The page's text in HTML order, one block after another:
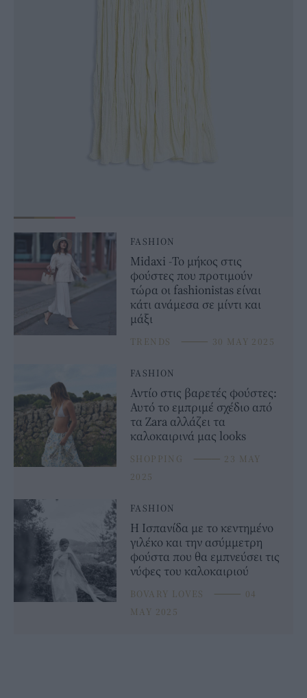
FASHION
Midaxi -Το μήκος στις
φούστες που προτιμούν
τώρα οι fashionistas είναι
κάτι ανάμεσα σε μίντι και
μάξι
TRENDS ⸻ 30 MAY 2025
FASHION
Αντίο στις βαρετές φούστες:
Αυτό το εμπριμέ σχέδιο από
τα Zara αλλάζει τα
καλοκαιρινά μας looks
SHOPPING ⸻ 23 MAY
2025
FASHION
Η Ισπανίδα με το κεντημένο
γιλέκο και την ασύμμετρη
φούστα που θα εμπνεύσει τις
νύφες του καλοκαιριού
BOVARY LOVES ⸻ 04
MAY 2025